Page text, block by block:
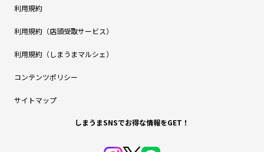
利用規約
利用規約（店頭受取サービス）
利用規約（しまうまマルシェ）
コンテンツポリシー
サイトマップ
しまうまSNSでお得な情報をGET！